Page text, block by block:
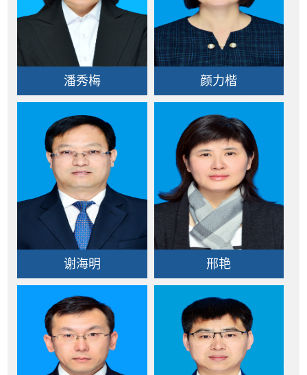
潘秀梅 颜力楷
谢海明 邢艳